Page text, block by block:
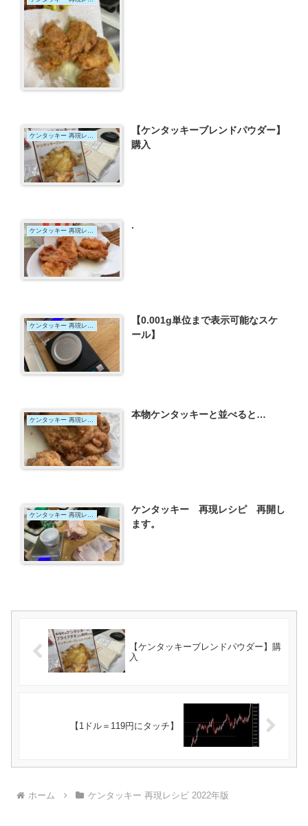
ケンタッキー 再現レシピ 2022年版
【ケンタッキーブレンドパウダー】
購入
ケンタッキー 再現レシピ 2022年版 .
【0.001g単位まで表示可能なスケ
ール】
ケンタッキー 再現レシピ 2022年版 本物ケンタッキーと並べると…
ケンタッキー 再現レシピ 再開し
ます。
【ケンタッキーブレンドパウダー】購
入
【1ドル＝119円にタッチ】
ホーム ケンタッキー 再現レシピ 2022年版